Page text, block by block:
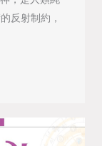
反射制約，